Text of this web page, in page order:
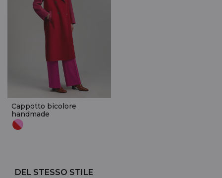
Cappotto bicolore
handmade
DEL STESSO STILE